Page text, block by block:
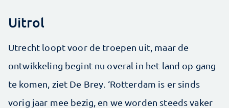
Uitrol
Utrecht loopt voor de troepen uit, maar de
ontwikkeling begint nu overal in het land op gang
te komen, ziet De Brey. ‘Rotterdam is er sinds
vorig jaar mee bezig, en we worden steeds vaker